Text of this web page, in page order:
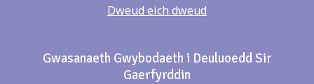
Dweud eich dweud
Gwasanaeth Gwybodaeth i Deuluoedd Sir
Gaerfyrddin